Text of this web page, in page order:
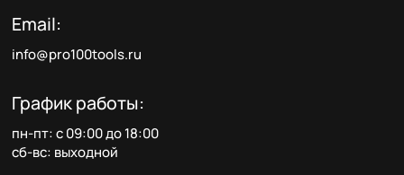
Email:
info@pro100tools.ru
График работы:
пн-пт: с 09:00 до 18:00
сб-вс: выходной